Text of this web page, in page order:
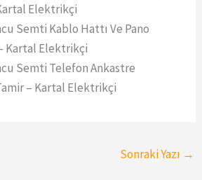
Elektrikçi
Semti Kablo Hattı Ve Pano
Kartal Elektrikçi
Semti Telefon Ankastre
– Kartal Elektrikçi
Sonraki Yazı →